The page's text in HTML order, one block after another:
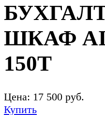
ШКАФ
150Т
Цена: 17 500 руб.
Купить